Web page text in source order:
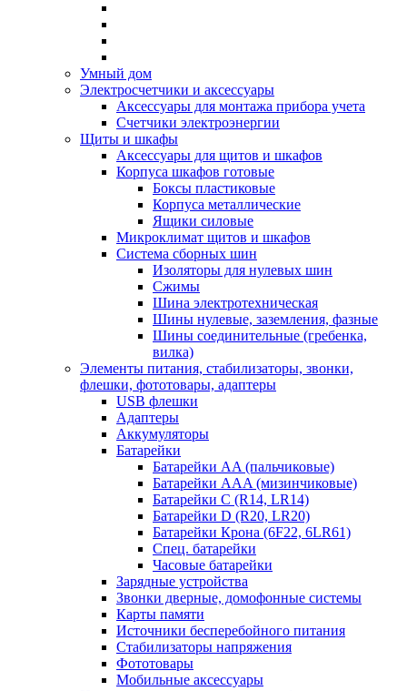
Умный дом
Электросчетчики и аксессуары
Аксессуары для монтажа прибора учета
Счетчики электроэнергии
Щиты и шкафы
Аксессуары для щитов и шкафов
Корпуса шкафов готовые
Боксы пластиковые
Корпуса металлические
Ящики силовые
Микроклимат щитов и шкафов
Система сборных шин
Изоляторы для нулевых шин
Сжимы
Шина электротехническая
Шины нулевые, заземления, фазные
Шины соединительные (гребенка,
вилка)
Элементы питания, стабилизаторы, звонки,
флешки, фототовары, адаптеры
USB флешки
Адаптеры
Аккумуляторы
Батарейки
Батарейки AA (пальчиковые)
Батарейки AAA (мизинчиковые)
Батарейки C (R14, LR14)
Батарейки D (R20, LR20)
Батарейки Крона (6F22, 6LR61)
Спец. батарейки
Часовые батарейки
Зарядные устройства
Звонки дверные, домофонные системы
Карты памяти
Источники бесперебойного питания
Стабилизаторы напряжения
Фототовары
Мобильные аксессуары